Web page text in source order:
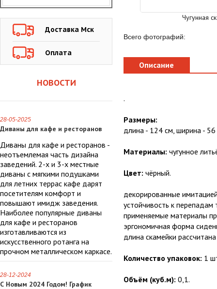
Доставка Мск
Оплата
НОВОСТИ
28-05-2025
Диваны для кафе и ресторанов
Диваны для кафе и ресторанов -
неотъемлемая часть дизайна
заведений. 2-х и 3-х местные
диваны с мягкими подушками
для летних террас кафе дарят
посетителям комфорт и
повышают имидж заведения.
Наиболее популярные диваны
для кафе и ресторанов
изготавливаются из
искусственного ротанга на
прочном металлическом каркасе.
28-12-2024
С Новым 2024 Годом! График
Чугунная
Всего фотографий:
Описание
.
Размеры:
длина - 124 см, ширина - 56
Материалы: чугунное
Цвет: чёрный.
декорированные
устойчивость к
применяемые материалы
эргономичная форма
длина скамейки
Количество упаковок: 1
Объём (куб.м): 0,1.